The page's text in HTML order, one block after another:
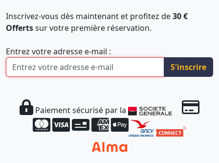
Inscrivez-vous dès maintenant et profitez de30 €
Offertssur votre première réservation.
Entrez votre adresse e-mail :
S'inscrire
Paiement sécurisé par la